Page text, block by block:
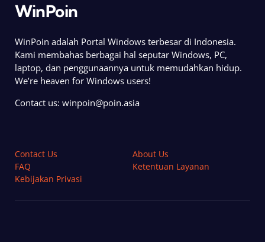
WinPoin
WinPoin adalah Portal Windows terbesar di Indonesia.
Kami membahas berbagai hal seputar Windows, PC,
laptop, dan penggunaannya untuk memudahkan hidup.
We’re heaven for Windows users!
Contact us: winpoin@poin.asia
Contact Us
About Us
FAQ
Ketentuan Layanan
Kebijakan Privasi